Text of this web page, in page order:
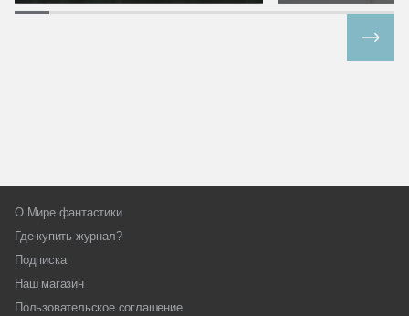
О Мире фантастики
Где купить журнал?
Подписка
Наш магазин
Пользовательское соглашение